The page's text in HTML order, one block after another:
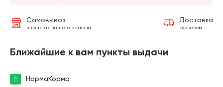
Самовывоз
в пунктах вашего региона
Доставка
курьером
Ближайшие к вам пункты выдачи
НормаКорма